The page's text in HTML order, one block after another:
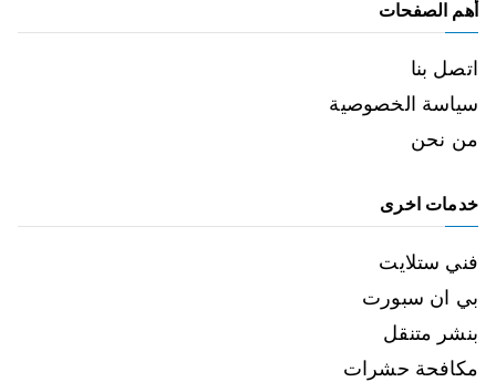
أهم الصفحات
اتصل بنا
سياسة الخصوصية
من نحن
خدمات اخرى
فني ستلايت
بي ان سبورت
بنشر متنقل
مكافحة حشرات